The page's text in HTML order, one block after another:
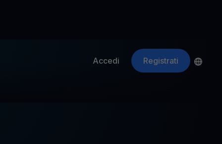
Accedi Registrati